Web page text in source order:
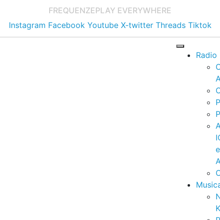
FREQUENZEPLAY EVERYWHERE
Instagram Facebook Youtube X-twitter Threads Tiktok
Radio
e